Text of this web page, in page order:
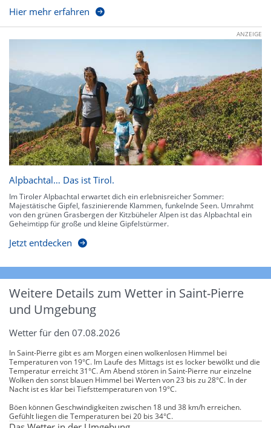
Hier mehr erfahren
ANZEIGE
Alpbachtal… Das ist Tirol.
Im Tiroler Alpbachtal erwartet dich ein erlebnisreicher Sommer:
Majestätische Gipfel, faszinierende Klammen, funkelnde Seen. Umrahmt
von den grünen Grasbergen der Kitzbüheler Alpen ist das Alpbachtal ein
Geheimtipp für große und kleine Gipfelstürmer.
Jetzt entdecken
Weitere Details zum Wetter in Saint-Pierre
und Umgebung
Wetter für den 07.08.2026
In Saint-Pierre gibt es am Morgen einen wolkenlosen Himmel bei
Temperaturen von 19°C. Im Laufe des Mittags ist es locker bewölkt und die
Temperatur erreicht 31°C. Am Abend stören in Saint-Pierre nur einzelne
Wolken den sonst blauen Himmel bei Werten von 23 bis zu 28°C. In der
Nacht ist es klar bei Tiefsttemperaturen von 19°C.
Böen können Geschwindigkeiten zwischen 18 und 38 km/h erreichen.
Gefühlt liegen die Temperaturen bei 20 bis 34°C.